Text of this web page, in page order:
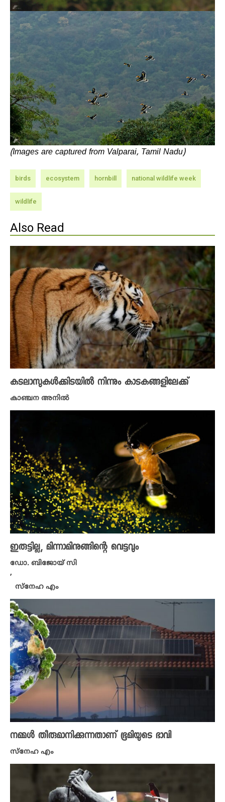
(Images are captured from Valparai, Tamil Nadu)
birds ecosystem hornbill national wildlife week
wildlife
Also Read
കടലാസുകൾക്കിടയിൽ നിന്നും കാടകങ്ങളിലേക്ക്
കാഞ്ചന അനിൽ
ഇരുട്ടില്ല, മിന്നാമിനുങ്ങിന്റെ വെട്ടവും
ഡോ. ബിജോയ് സി
,
സ്നേഹ എം
നമ്മൾ തീരുമാനിക്കുന്നതാണ് ഭൂമിയുടെ ഭാവി
സ്നേഹ എം